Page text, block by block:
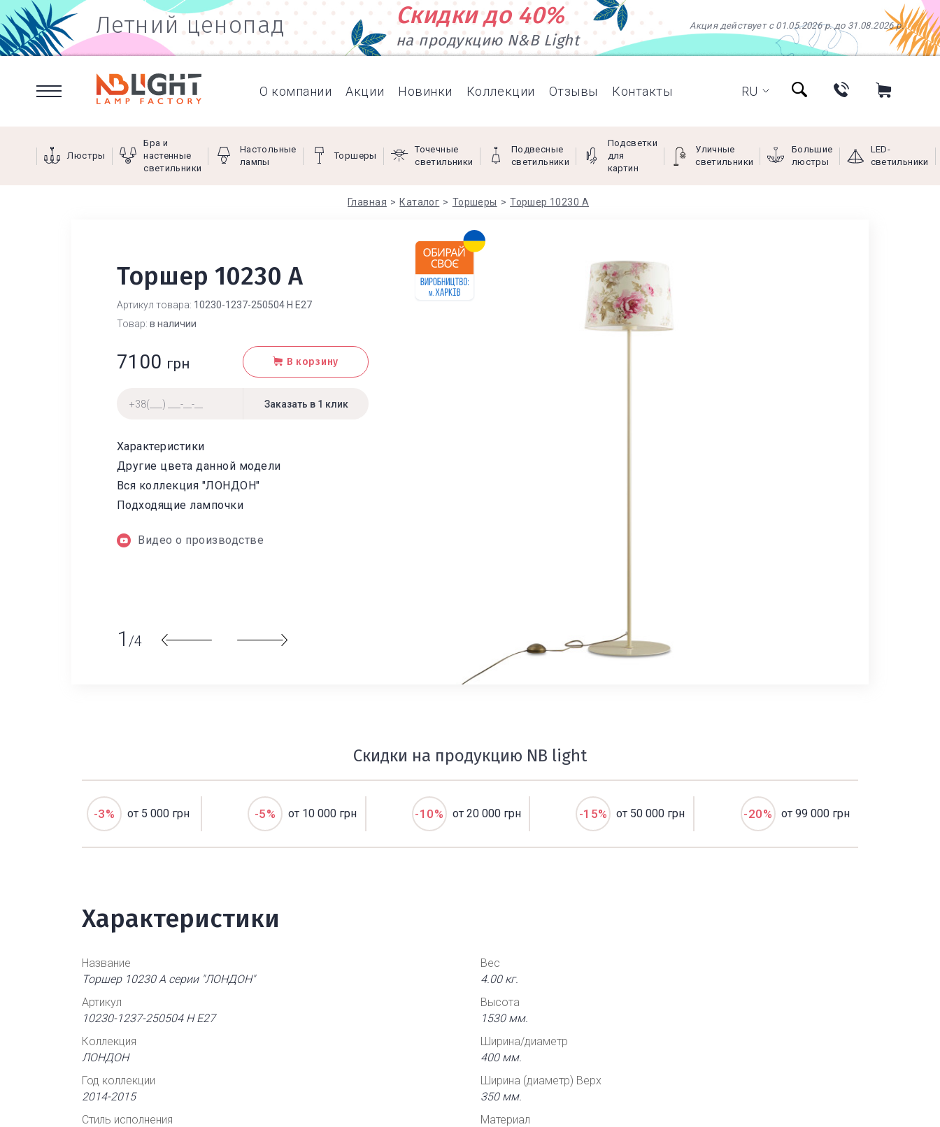
Летний ценопад Скидки до 40%
на продукцию N&B Light
Акция действует с 01.05.2026 р. до 31.08.2026 р.
О компании Акции Новинки Коллекции Отзывы Контакты RU
Люстры
Бра и
настенные
светильники
Настольные
лампы
Торшеры
Точечные
светильники
Подвесные
светильники
Подсветки
для
картин
Уличные
светильники
Большие
люстры
LED-
светильники
Главная Каталог Торшеры Торшер 10230 А
Торшер 10230 А
Артикул товара: 10230-1237-250504 Н Е27
Товар: в наличии
7100 грн В корзину
Характеристики
Другие цвета данной модели
Вся коллекция "ЛОНДОН"
Подходящие лампочки
Видео о производстве
1 /4
Скидки на продукцию NB light
-3% от 5 000 грн -5% от 10 000 грн -10% от 20 000 грн -15% от 50 000 грн -20% от 99 000 грн
Характеристики
Название
Торшер 10230 А серии "ЛОНДОН"
Артикул
10230-1237-250504 Н Е27
Коллекция
ЛОНДОН
Год коллекции
2014-2015
Стиль исполнения
Вес
4.00 кг.
Высота
1530 мм.
Ширина/диаметр
400 мм.
Ширина (диаметр) Верх
350 мм.
Материал